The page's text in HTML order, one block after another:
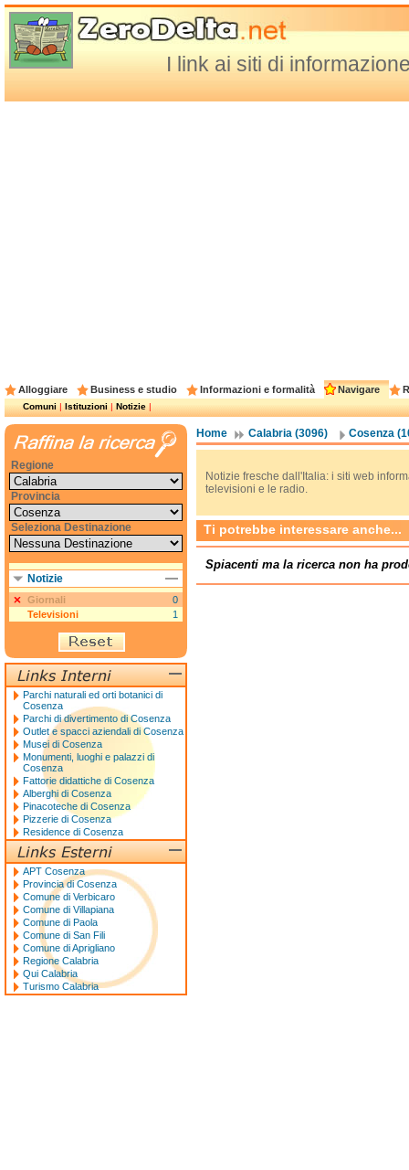
I link ai siti di
Alloggiare Business e studio Informazioni e formalità Navigare
Comuni|Istituzioni|Notizie|
Home Calabria (3096) Cosenza
Notizie fresche dall'Italia: i siti web
televisioni e le radio.
Ti potrebbe interessare anche...
Spiacenti ma la ricerca non ha
Regione
Provincia
Seleziona Destinazione
Notizie
Giornali
0
Televisioni
1
Parchi naturali ed orti botanici di
Cosenza
Parchi di divertimento di Cosenza
Outlet e spacci aziendali di Cosenza
Musei di Cosenza
Monumenti, luoghi e palazzi di
Cosenza
Fattorie didattiche di Cosenza
Alberghi di Cosenza
Pinacoteche di Cosenza
Pizzerie di Cosenza
Residence di Cosenza
APT Cosenza
Provincia di Cosenza
Comune di Verbicaro
Comune di Villapiana
Comune di Paola
Comune di San Fili
Comune di Aprigliano
Regione Calabria
Qui Calabria
Turismo Calabria